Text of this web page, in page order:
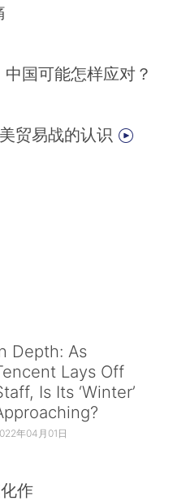
国可能怎样应对？
贸易战的认识
Depth: As
Lays Off
Is Its ‘Winter’
年04月01日
作